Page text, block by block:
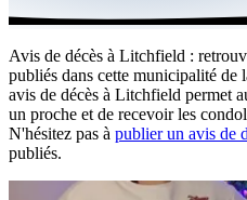
International
Par région
Par ville
Maisons funéraires
Éternea
Avis de décès à Litchfield :
publiés dans cette municipalité de
avis de décès à Litchfield permet
un proche et de recevoir les
N'hésitez pas à publier un avis de
publiés.